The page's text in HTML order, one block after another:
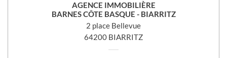
AGENCE IMMOBILIÈRE
BARNES CÔTE BASQUE - BIARRITZ
2 place Bellevue
64200 BIARRITZ